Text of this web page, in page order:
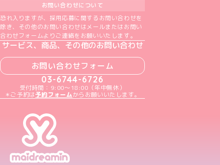
お問い合わせについて
恐れ入りますが、採用応募に関するお問い合わせを
除き、その他のお問い合わせはメールまたはお問い
合わせフォームよりご連絡をお願いいたします。
サービス、商品、その他のお問い合わせ
お問い合わせフォーム
03-6744-6726
受付時間：9:00～18:00（年中無休）
＊ご予約は予約フォームからお願いいたします。